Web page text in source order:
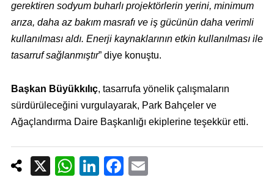
gerektiren sodyum buharlı projektörlerin yerini, minimum
arıza, daha az bakım masrafı ve iş gücünün daha verimli
kullanılması aldı. Enerji kaynaklarının etkin kullanılması ile
tasarruf sağlanmıştır” diye konuştu.
Başkan Büyükkılıç, tasarrufa yönelik çalışmaların
sürdürüleceğini vurgulayarak, Park Bahçeler ve
Ağaçlandırma Daire Başkanlığı ekiplerine teşekkür etti.
X
W
Li
F